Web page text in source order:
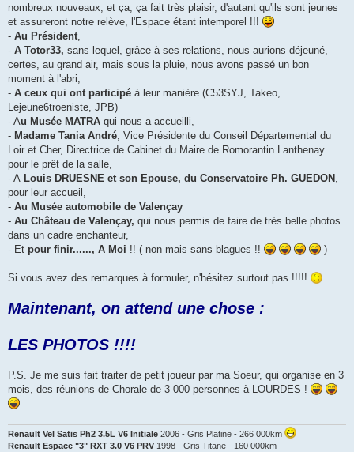
nombreux nouveaux, et ça, ça fait très plaisir, d'autant qu'ils sont jeunes
et assureront notre relève, l'Espace étant intemporel !!!
- Au Président
- A Totor33, sans lequel, grâce à ses relations, nous aurions déjeuné,
certes, au grand air, mais sous la pluie, nous avons passé un bon
moment à l'abri,
- A ceux qui ont participé à leur manière (C53SYJ, Takeo,
Lejeune6troeniste, JPB)
- Au Musée MATRA qui nous a accueilli,
- Madame Tania André , Vice Présidente du Conseil Départemental du
Loir et Cher, Directrice de Cabinet du Maire de Romorantin Lanthenay
pour le prêt de la salle,
- A Louis DRUESNE et son Epouse, du Conservatoire Ph. GUEDON
pour leur accueil,
- Au Musée automobile de Valençay
- Au Château de Valençay, qui nous permis de faire de très belle photos
dans un cadre enchanteur,
- Et pour finir......, A Moi !! ( non mais sans blagues !! )
Si vous avez des remarques à formuler, n'hésitez surtout pas !!!!!
Maintenant, on attend une chose :
LES PHOTOS !!!!
P.S. Je me suis fait traiter de petit joueur par ma Soeur, qui organise en 3
mois, des réunions de Chorale de 3 000 personnes à LOURDES !
Renault Vel Satis Ph2 3.5L V6 Initiale 2006 - Gris Platine - 266 000km
Renault Espace "3" RXT 3.0 V6 PRV 1998 - Gris Titane - 160 000km